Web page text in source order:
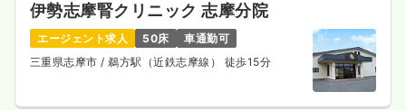
伊勢志摩腎クリニック 志摩分院
エージェント求人 50床
車通勤可
三重県志摩市 / 鵜方駅（近鉄志摩線） 徒歩15分